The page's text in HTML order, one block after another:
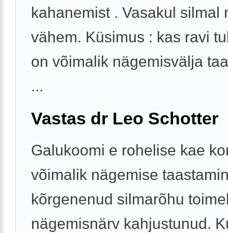
kahanemist . Vasakul silmal
vähem. Küsimus : kas ravi
on võimalik nägemisvälja
...
Vastas dr Leo Schotter
Galukoomi e rohelise kae
võimalik nägemise
kõrgenenud silmarõhu
nägemisnärv kahjustunud.